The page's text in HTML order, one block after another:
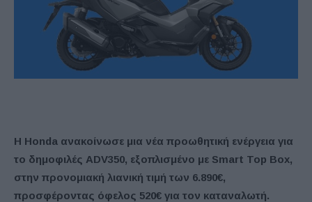
Η Honda ανακοίνωσε μια νέα προωθητική ενέργεια για
το δημοφιλές ADV350, εξοπλισμένο με Smart Top Box,
στην προνομιακή λιανική τιμή των 6.890€,
προσφέροντας όφελος 520€ για τον καταναλωτή.